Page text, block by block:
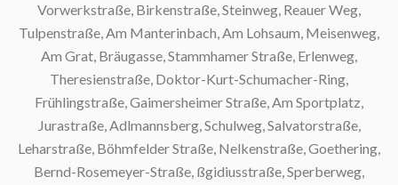
Vorwerkstraße, Birkenstraße, Steinweg, Reauer Weg,
Tulpenstraße, Am Manterinbach, Am Lohsaum, Meisenweg,
Am Grat, Bräugasse, Stammhamer Straße, Erlenweg,
Theresienstraße, Doktor-Kurt-Schumacher-Ring,
Frühlingstraße, Gaimersheimer Straße, Am Sportplatz,
Jurastraße, Adlmannsberg, Schulweg, Salvatorstraße,
Leharstraße, Böhmfelder Straße, Nelkenstraße, Goethering,
Bernd-Rosemeyer-Straße, ßgidiusstraße, Sperberweg,